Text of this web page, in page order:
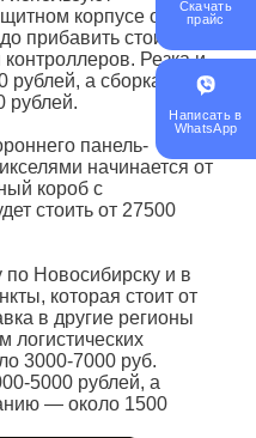
корпусе от 18
прибавить стоимость
Резка и
а сборка и
рублей.
панель-
начинается от
короб с
стоить от 27500
по Новосибирску и в
которая стоит от
в другие регионы
логистических
3000-7000 руб.
5000 рублей, а
— около 1500
Скачать
прайс
Написать в
WhatsApp